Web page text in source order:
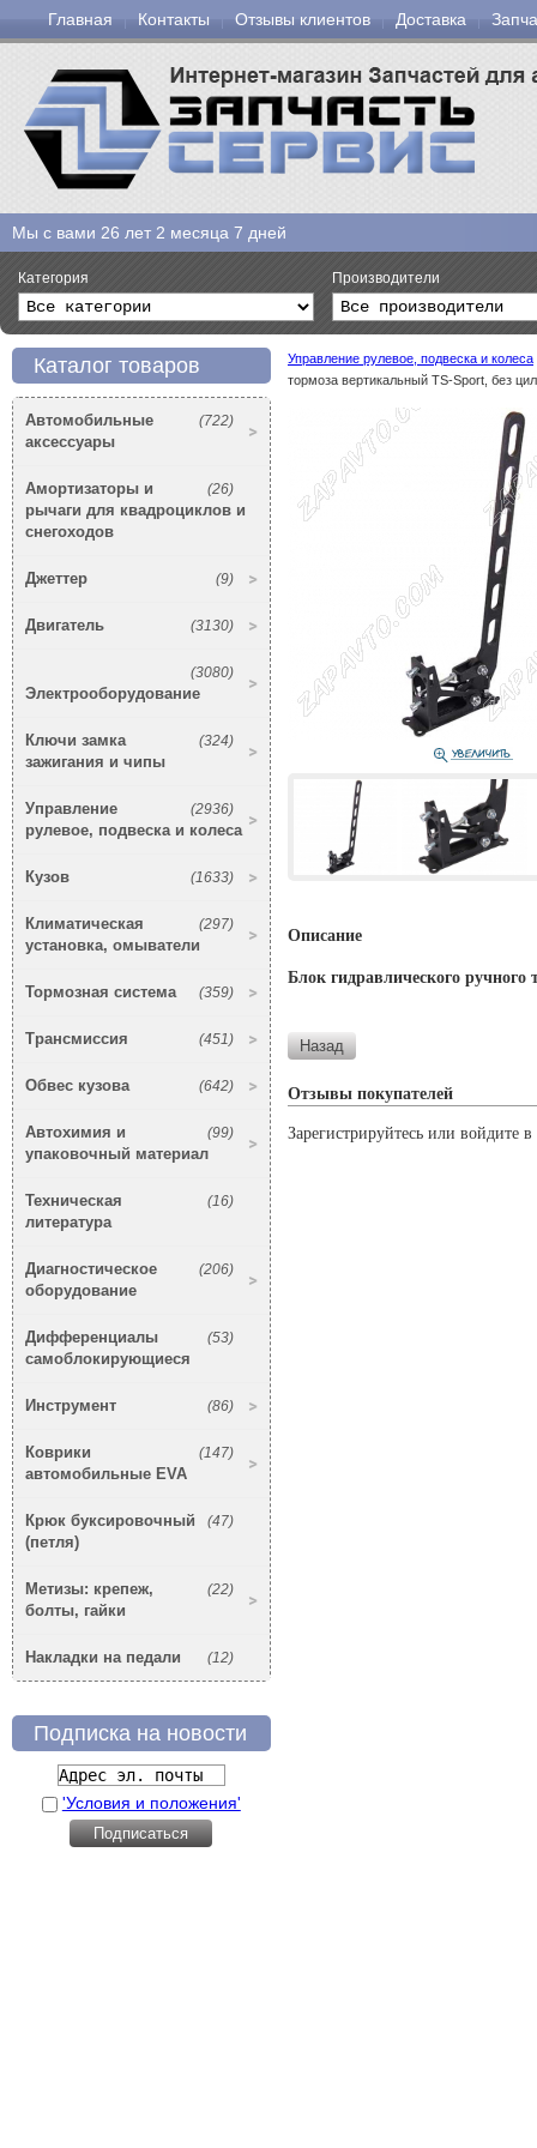
Главная Контакты Отзывы клиентов Доставка
Мы с вами 26 лет 2 месяца 7 дней
Категория Производители
Каталог товаров
(722)
Автомобильные
аксессуары
(26)
Амортизаторы и
рычаги для квадроциклов и
снегоходов
(9)
Джеттер
(3130)
Двигатель
(3080)
Электрооборудование
(324)
Ключи замка
зажигания и чипы
(2936)
Управление
рулевое, подвеска и колеса
(1633)
Кузов
(297)
Климатическая
установка, омыватели
(359)
Тормозная система
(451)
Трансмиссия
(642)
Обвес кузова
(99)
Автохимия и
упаковочный материал
(16)
Техническая
литература
(206)
Диагностическое
оборудование
(53)
Дифференциалы
самоблокирующиеся
(86)
Инструмент
(147)
Коврики
автомобильные EVA
(47)
Крюк буксировочный
(петля)
(22)
Метизы: крепеж,
болты, гайки
(12)
Накладки на педали
Подписка на новости
'Условия и положения'
Управление рулевое, подвеска и колеса
тормоза вертикальный TS-Sport, без
Описание
Блок гидравлического
Отзывы покупателей
Зарегистрируйтесь или войдите